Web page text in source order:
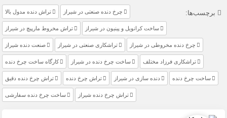
برچسب‌ها: چرخ دنده صنعتی در شیراز تراش دنده مدول بالا
ساخت کرانویل و پینیون در شیراز تراش مخروط مارپیچ در شیراز
چرخ دنده مخروطی در شیراز تراشکاری صنعتی در شیراز صنعت دنده شیراز
تراشکاری فرزاد مختلف ساخت چرخ دنده در شیراز کارگاه ساخت چرخ دنده
ساخت چرخ دنده دنده سازی در شیراز تراش چرخ دنده تراش چرخ دنده دقیق
تراش چرخ دنده شیراز ساخت چرخ دنده سفارشی